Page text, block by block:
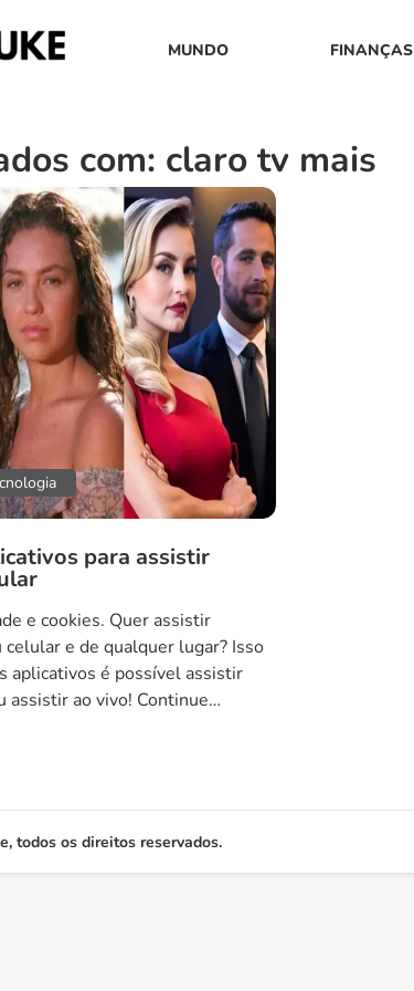
MUNDO FINANÇAS
com: claro tv mais
para assistir
e cookies. Quer assistir
e de qualquer lugar? Isso
aplicativos é possível assistir
assistir ao vivo! Continue
todos os direitos reservados.